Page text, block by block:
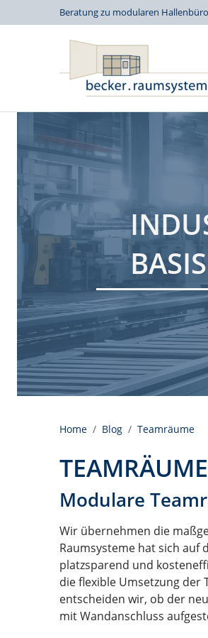
Beratung zu modularen
Home Blog Teamräume
Modulare
Wir übernehmen die
Raumsysteme hat sich auf
platzsparend und
die flexible Umsetzung
entscheiden wir, ob der
mit Wandanschluss